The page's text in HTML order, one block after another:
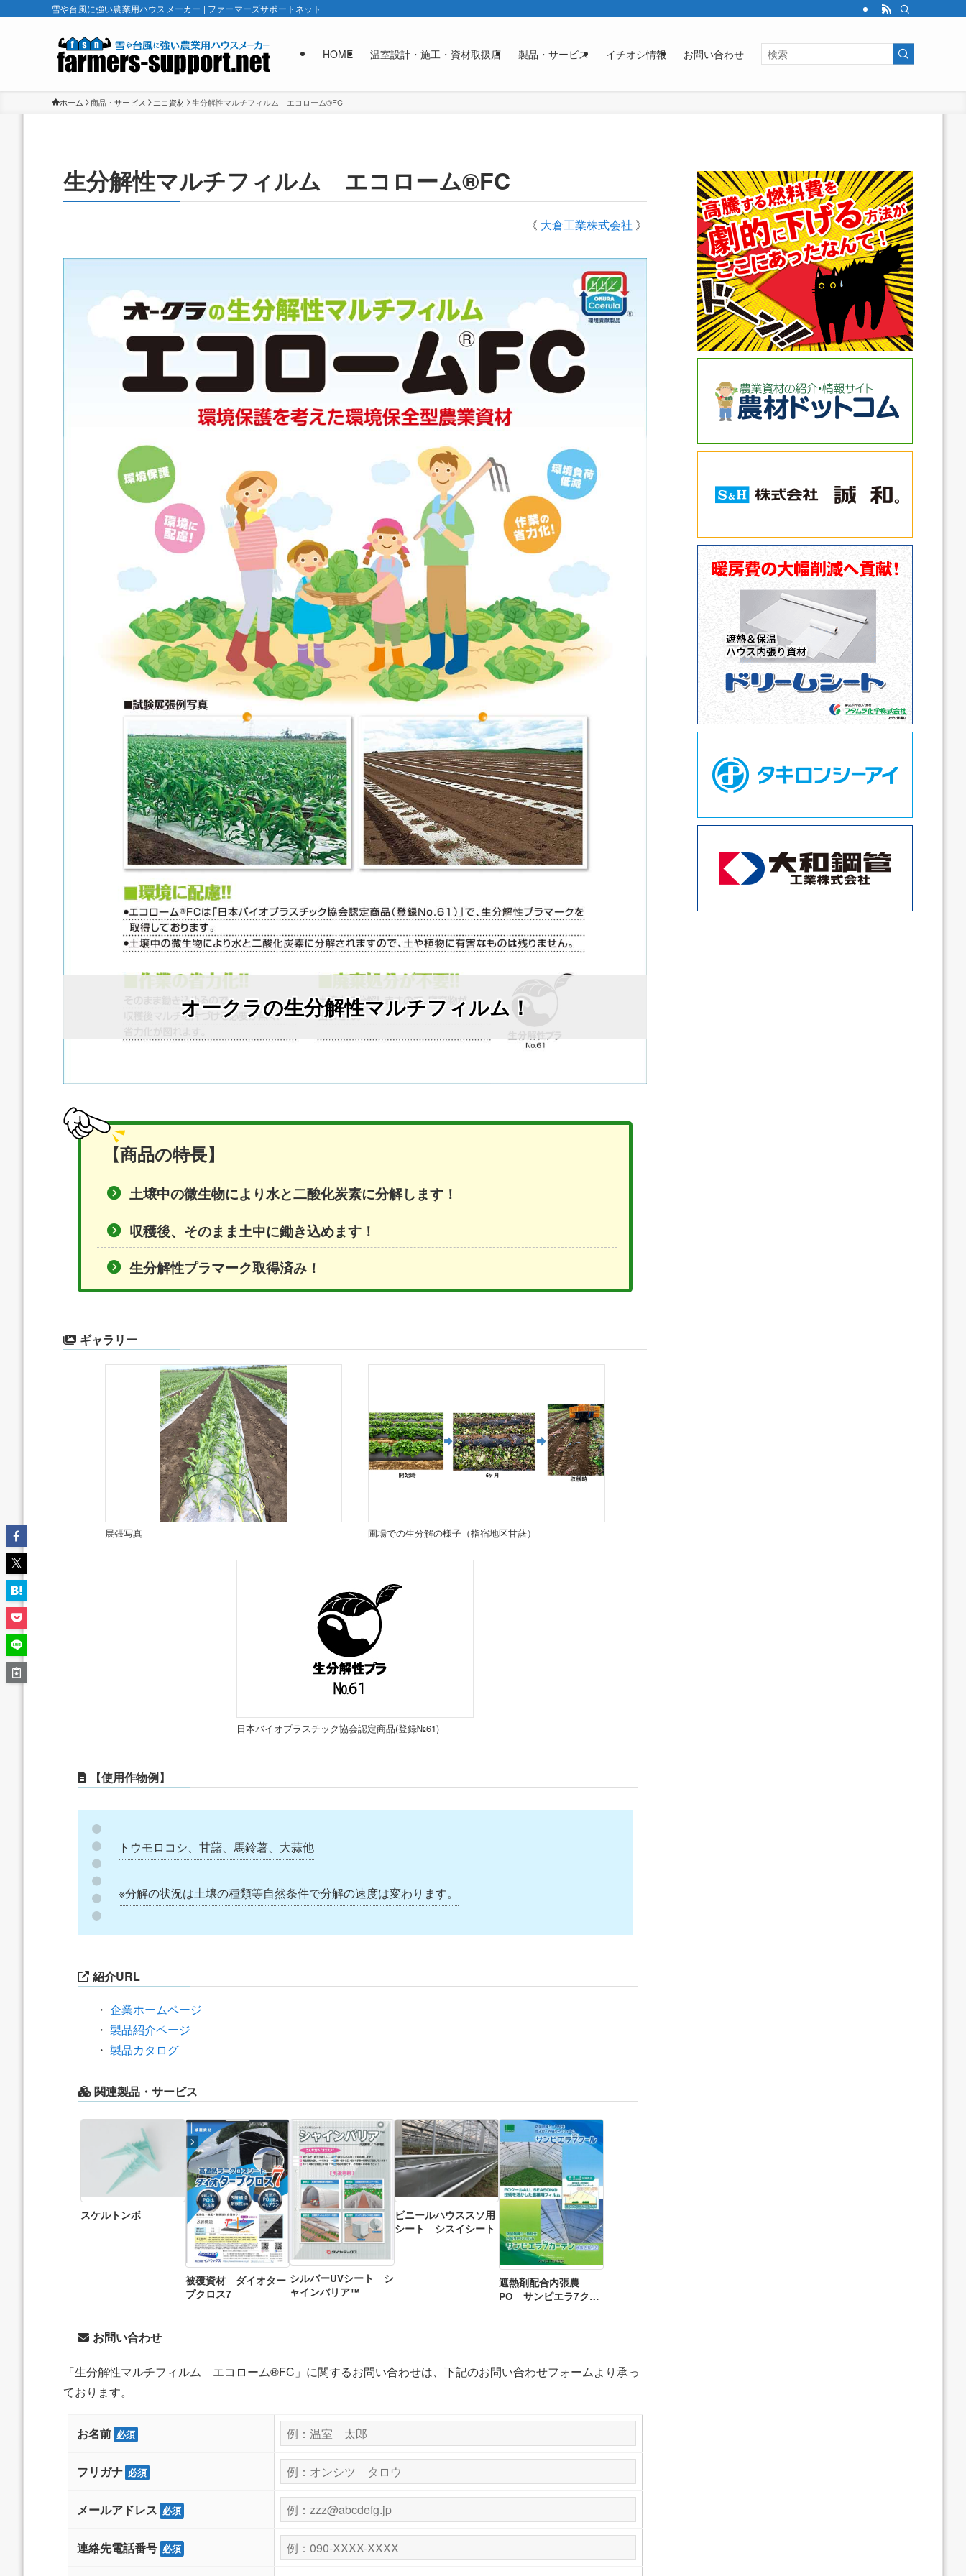
雪や台風に強い農業用ハウスメーカー | ファーマーズサポートネット
HOME 温室設計・施工・資材取扱店 製品・サービス イチオシ情報 お問い合わせ
ホーム 商品・サービス エコ資材 生分解性マルチフィルム エコローム®FC
生分解性マルチフィルム エコローム®FC
《 大倉工業株式会社 》
オークラの生分解性マルチフィルム！
【商品の特長】
土壌中の微生物により水と二酸化炭素に分解します！
収穫後、そのまま土中に鋤き込めます！
生分解性プラマーク取得済み！
ギャラリー
展張写真 圃場での生分解の様子（指宿地区甘藷）
日本バイオプラスチック協会認定商品(登録№61)
【使用作物例】
トウモロコシ、甘藷、馬鈴薯、大蒜他
※分解の状況は土壌の種類等自然条件で分解の速度は変わります。
紹介URL
・ 企業ホームページ
・ 製品紹介ページ
・ 製品カタログ
関連製品・サービス
スケルトンボ
被覆資材 ダイオター
プクロス7
シルバーUVシート シ
ャインバリア™
ビニールハウススソ用
シート シスイシート
遮熱剤配合内張農
PO サンピエラ7クー
お問い合わせ
「生分解性マルチフィルム エコローム®FC」に関するお問い合わせは、下記のお問い合わせフォームより承っ
ております。
お名前 必須
フリガナ 必須
メールアドレス 必須
連絡先電話番号 必須